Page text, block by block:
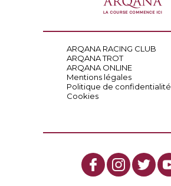
ARQANA RACING CLUB
ARQANA TROT
ARQANA ONLINE
Mentions légales
Politique de confidentialité
Cookies